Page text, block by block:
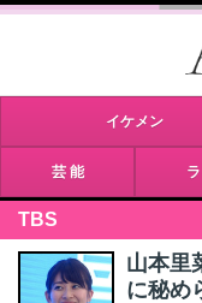
イケメン
芸 能
TBS
山本里
に秘め